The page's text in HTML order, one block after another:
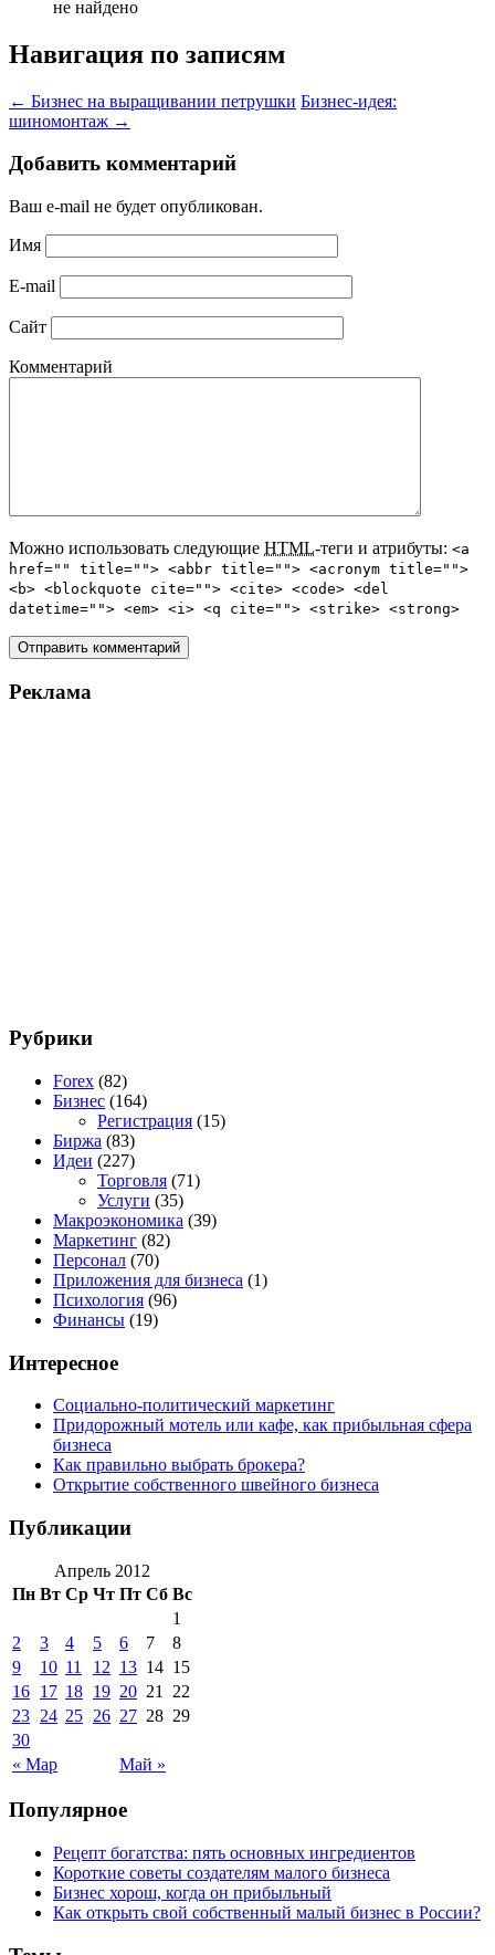
не найдено
Навигация по записям
← Бизнес на выращивании петрушки Бизнес-идея:
шиномонтаж →
Добавить комментарий
Ваш e-mail не будет опубликован.
Имя
E-mail
Сайт
Комментарий
Можно использовать следующие HTML-теги и атрибуты: <a
href="" title=""> <abbr title=""> <acronym title="">
<b> <blockquote cite=""> <cite> <code> <del
datetime=""> <em> <i> <q cite=""> <strike> <strong>
Реклама
Рубрики
Forex (82)
Бизнес (164)
Регистрация (15)
Биржа (83)
Идеи (227)
Торговля (71)
Услуги (35)
Макроэкономика (39)
Маркетинг (82)
Персонал (70)
Приложения для бизнеса (1)
Психология (96)
Финансы (19)
Интересное
Социально-политический маркетинг
Придорожный мотель или кафе, как прибыльная сфера
бизнеса
Как правильно выбрать брокера?
Открытие собственного швейного бизнеса
Публикации
Апрель 2012
Пн Вт Ср Чт Пт Сб Вс
« Мар Май »
1
2
3 4 5 6 7
8
9
10 11 12 13 14 15
16 17 18 19 20 21
22
23 24 25 26 27 28 29
30
Популярное
Рецепт богатства: пять основных ингредиентов
Короткие советы создателям малого бизнеса
Бизнес хорош, когда он прибыльный
Как открыть свой собственный малый бизнес в России?